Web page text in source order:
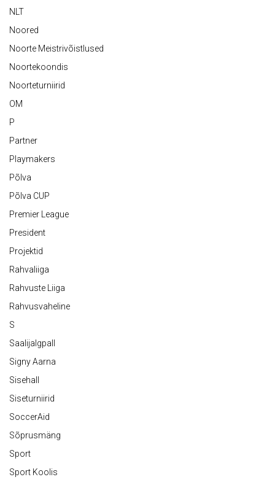
NLT
Noored
Noorte Meistrivõistlused
Noortekoondis
Noorteturniirid
OM
P
Partner
Playmakers
Põlva
Põlva CUP
Premier League
President
Projektid
Rahvaliiga
Rahvuste Liiga
Rahvusvaheline
S
Saalijalgpall
Signy Aarna
Sisehall
Siseturniirid
SoccerAid
Sõprusmäng
Sport
Sport Koolis